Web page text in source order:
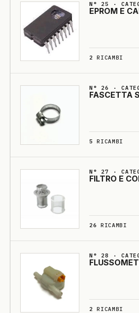
N° 25 ·
E­PROM E
2 RICAMBI
N° 26 ·
FASCETTA
5 RICAMBI
N° 27 ·
FILTRO E
26 RICAMBI
N° 28 ·
2 RICAMBI